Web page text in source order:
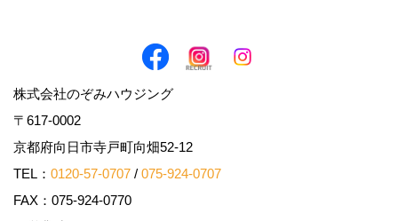
株式会社のぞみハウジング
〒617-0002
京都府向日市寺戸町向畑52-12
TEL： 0120-57-0707 / 075-924-0707
FAX：075-924-0770